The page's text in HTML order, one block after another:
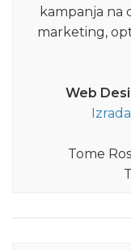
kampanja na
marketing,
Web
Tome